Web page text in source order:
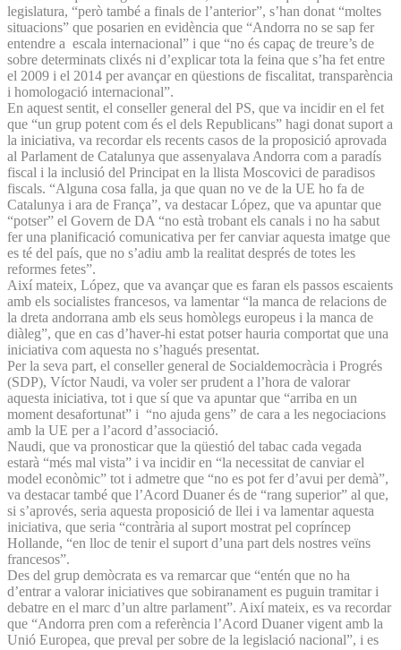
legislatura, “però també a finals de l’anterior”, s’han donat “moltes
situacions” que posarien en evidència que “Andorra no se sap fer
entendre a escala internacional” i que “no és capaç de treure’s de
sobre determinats clixés ni d’explicar tota la feina que s’ha fet entre
el 2009 i el 2014 per avançar en qüestions de fiscalitat, transparència
i homologació internacional”.
En aquest sentit, el conseller general del PS, que va incidir en el fet
que “un grup potent com és el dels Republicans” hagi donat suport a
la iniciativa, va recordar els recents casos de la proposició aprovada
al Parlament de Catalunya que assenyalava Andorra com a paradís
fiscal i la inclusió del Principat en la llista Moscovici de paradisos
fiscals. “Alguna cosa falla, ja que quan no ve de la UE ho fa de
Catalunya i ara de França”, va destacar López, que va apuntar que
“potser” el Govern de DA “no està trobant els canals i no ha sabut
fer una planificació comunicativa per fer canviar aquesta imatge que
es té del país, que no s’adiu amb la realitat després de totes les
reformes fetes”.
Així mateix, López, que va avançar que es faran els passos escaients
amb els socialistes francesos, va lamentar “la manca de relacions de
la dreta andorrana amb els seus homòlegs europeus i la manca de
diàleg”, que en cas d’haver-hi estat potser hauria comportat que una
iniciativa com aquesta no s’hagués presentat.
Per la seva part, el conseller general de Socialdemocràcia i Progrés
(SDP), Víctor Naudi, va voler ser prudent a l’hora de valorar
aquesta iniciativa, tot i que sí que va apuntar que “arriba en un
moment desafortunat” i “no ajuda gens” de cara a les negociacions
amb la UE per a l’acord d’associació.
Naudi, que va pronosticar que la qüestió del tabac cada vegada
estarà “més mal vista” i va incidir en “la necessitat de canviar el
model econòmic” tot i admetre que “no es pot fer d’avui per demà”,
va destacar també que l’Acord Duaner és de “rang superior” al que,
si s’aprovés, seria aquesta proposició de llei i va lamentar aquesta
iniciativa, que seria “contrària al suport mostrat pel copríncep
Hollande, “en lloc de tenir el suport d’una part dels nostres veïns
francesos”.
Des del grup demòcrata es va remarcar que “entén que no ha
d’entrar a valorar iniciatives que sobiranament es puguin tramitar i
debatre en el marc d’un altre parlament”. Així mateix, es va recordar
que “Andorra pren com a referència l’Acord Duaner vigent amb la
Unió Europea, que preval per sobre de la legislació nacional”, i es